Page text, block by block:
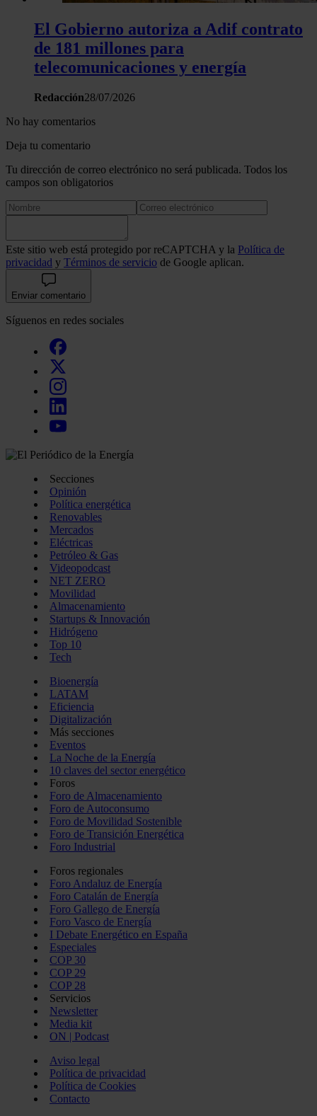
El Gobierno autoriza a Adif contrato
de 181 millones para
telecomunicaciones y energía
Redacción28/07/2026
No hay comentarios
Deja tu comentario
Tu dirección de correo electrónico no será publicada. Todos los
campos son obligatorios
Este sitio web está protegido por reCAPTCHA y la Política de
privacidad y Términos de servicio de Google aplican.
Enviar comentario
Síguenos en redes sociales
Secciones
Opinión
Política energética
Renovables
Mercados
Eléctricas
Petróleo & Gas
Videopodcast
NET ZERO
Movilidad
Almacenamiento
Startups & Innovación
Hidrógeno
Top 10
Tech
Bioenergía
LATAM
Eficiencia
Digitalización
Más secciones
Eventos
La Noche de la Energía
10 claves del sector energético
Foros
Foro de Almacenamiento
Foro de Autoconsumo
Foro de Movilidad Sostenible
Foro de Transición Energética
Foro Industrial
Foros regionales
Foro Andaluz de Energía
Foro Catalán de Energía
Foro Gallego de Energía
Foro Vasco de Energía
I Debate Energético en España
Especiales
COP 30
COP 29
COP 28
Servicios
Newsletter
Media kit
ON | Podcast
Aviso legal
Política de privacidad
Política de Cookies
Contacto